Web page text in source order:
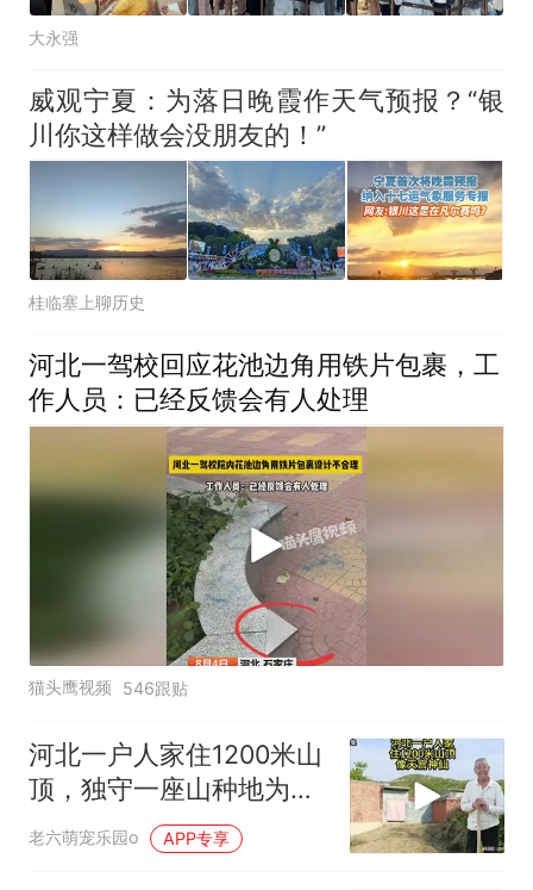
大永强
威观宁夏：为落日晚霞作天气预报？“银
川你这样做会没朋友的！”
桂临塞上聊历史
河北一驾校回应花池边角用铁片包裹，工
作人员：已经反馈会有人处理
猫头鹰视频 546跟贴
河北一户人家住1200米山
顶，独守一座山种地为
生，像天宫神仙
老六萌宠乐园o APP专享